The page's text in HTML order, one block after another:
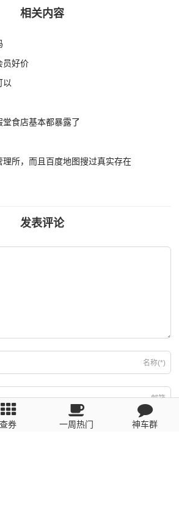
相关内容
员好价
以
食店基本都暴露了
理所，而且百度地图搜过真实存在
发表评论
名称(*)
邮箱
查券 一周热门 神车群